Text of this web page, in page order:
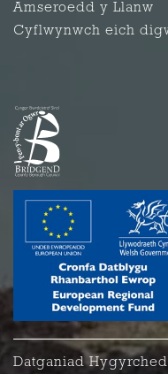
Amseroedd y Llanw
Cyflwynwch eich
Datganiad